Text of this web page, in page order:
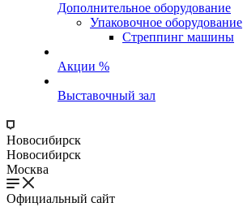
Дополнительное оборудование
Упаковочное оборудование
Стреппинг машины
Акции %
Выставочный зал
Новосибирск
Новосибирск
Москва
Официальный сайт